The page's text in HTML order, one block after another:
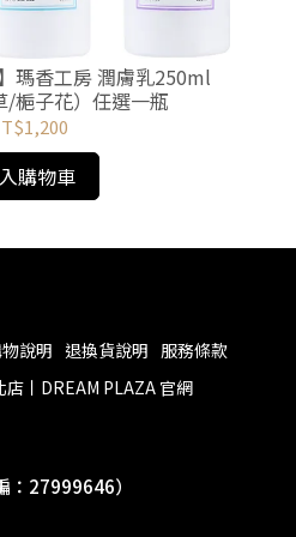
瑪香工房 潤膚乳250ml
/梔子花）任選一瓶
購物車
說明 退換貨說明 服務條款
丨DREAM PLAZA 官網
：27999646）